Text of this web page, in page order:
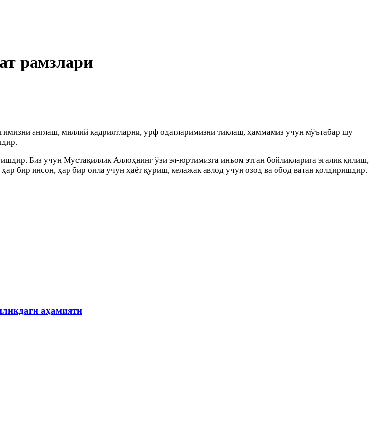
рамзлари
англаш, миллий қадриятларни, урф одатларимизни тиклаш, ҳаммамиз учун мўътабар шу
Биз учун Мустақиллик Аллоҳнинг ўзи эл-юртимизга инъом этган бойликларига эгалик қилиш,
бир инсон, ҳар бир оила учун ҳаёт қуриш, келажак авлод учун озод ва обод ватан қолдиришдир.
аҳамияти